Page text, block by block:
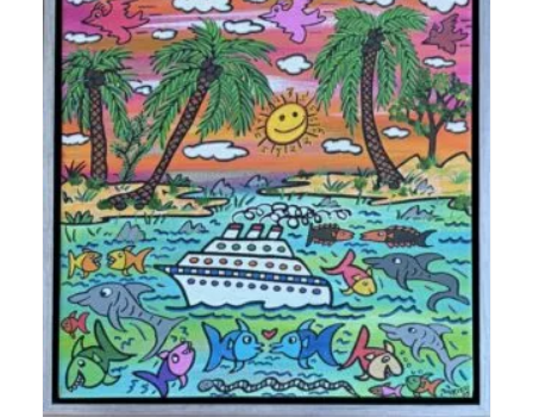
auf.
Die
Optionen
können
auf
der
Produktseite
gewählt
werden